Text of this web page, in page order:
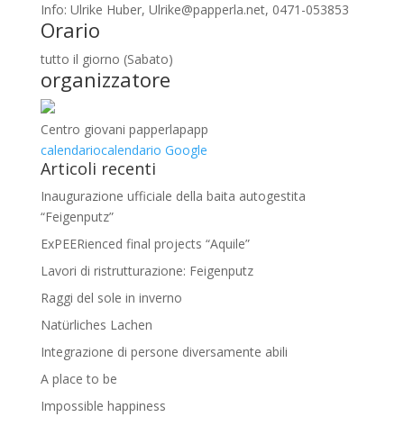
Info: Ulrike Huber, Ulrike@papperla.net, 0471-053853
Orario
tutto il giorno (Sabato)
organizzatore
Centro giovani papperlapapp
calendariocalendario Google
Articoli recenti
Inaugurazione ufficiale della baita autogestita
“Feigenputz”
ExPEERienced final projects “Aquile”
Lavori di ristrutturazione: Feigenputz
Raggi del sole in inverno
Natürliches Lachen
Integrazione di persone diversamente abili
A place to be
Impossible happiness